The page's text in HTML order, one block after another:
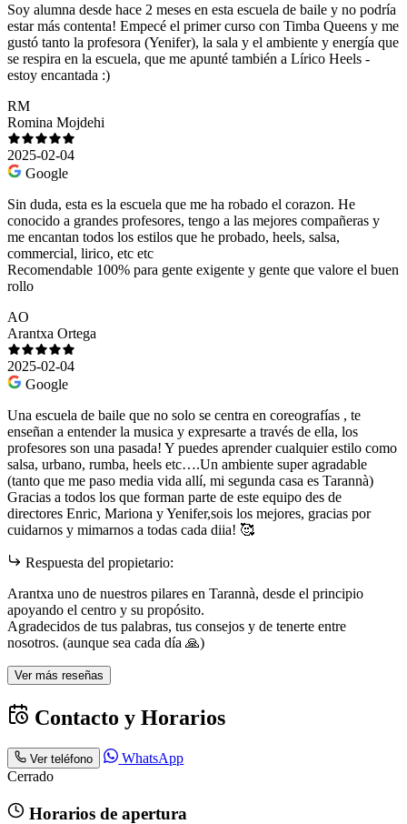
Soy alumna desde hace 2 meses en esta escuela de baile y no podría
estar más contenta! Empecé el primer curso con Timba Queens y me
gustó tanto la profesora (Yenifer), la sala y el ambiente y energía que
se respira en la escuela, que me apunté también a Lírico Heels -
estoy encantada :)
RM
Romina Mojdehi
2025-02-04
Google
Sin duda, esta es la escuela que me ha robado el corazon. He
conocido a grandes profesores, tengo a las mejores compañeras y
me encantan todos los estilos que he probado, heels, salsa,
commercial, lirico, etc etc
Recomendable 100% para gente exigente y gente que valore el buen
rollo
AO
Arantxa Ortega
2025-02-04
Google
Una escuela de baile que no solo se centra en coreografías , te
enseñan a entender la musica y expresarte a través de ella, los
profesores son una pasada! Y puedes aprender cualquier estilo como
salsa, urbano, rumba, heels etc….Un ambiente super agradable
(tanto que me paso media vida allí, mi segunda casa es Tarannà)
Gracias a todos los que forman parte de este equipo des de
directores Enric, Mariona y Yenifer,sois los mejores, gracias por
cuidarnos y mimarnos a todas cada diia! 🥰
Respuesta del propietario:
Arantxa uno de nuestros pilares en Tarannà, desde el principio
apoyando el centro y su propósito.
Agradecidos de tus palabras, tus consejos y de tenerte entre
nosotros. (aunque sea cada día 🙏)
Ver más reseñas
Contacto y Horarios
Ver teléfono
WhatsApp
Cerrado
Horarios de apertura